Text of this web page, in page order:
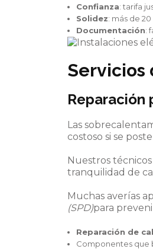
Confianza: tarifa
Solidez: más de
Documentación:
Servicios
Reparación
Las
costoso si se
Nuestros
tranquilidad de
Muchas averías
(SPD)para
Reparación de
Componentes que